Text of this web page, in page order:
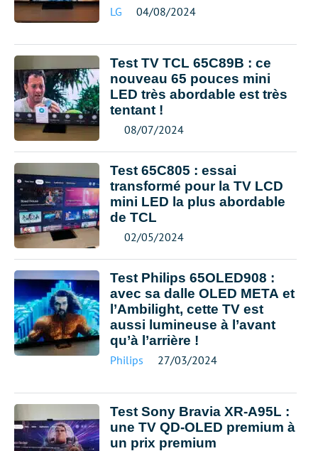
LG 04/08/2024
Test TV TCL 65C89B : ce
nouveau 65 pouces mini
LED très abordable est très
tentant !
08/07/2024
Test 65C805 : essai
transformé pour la TV LCD
mini LED la plus abordable
de TCL
02/05/2024
Test Philips 65OLED908 :
avec sa dalle OLED META et
l’Ambilight, cette TV est
aussi lumineuse à l’avant
qu’à l’arrière !
Philips 27/03/2024
Test Sony Bravia XR-A95L :
une TV QD-OLED premium à
un prix premium